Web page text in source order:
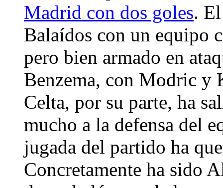
Madrid con dos goles.
Balaídos con un equipo
pero bien armado en
Benzema, con Modric y
Celta, por su parte, ha
mucho a la defensa del
jugada del partido ha
Concretamente ha sido